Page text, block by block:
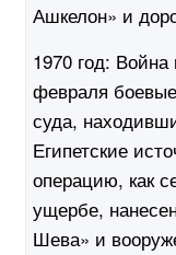
Ашкелон» и
1970 год: Война
февраля
суда,
Египетские
операцию, как
ущербе,
Шева» и